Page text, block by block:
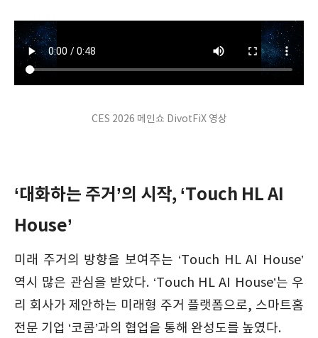
CES 2026 메인쇼 DivotFiX 영상
‘대화하는 주거’의 시작, ‘Touch HL AI
House’
미래 주거의 방향을 보여주는 ‘Touch HL AI House’
역시 많은 관심을 받았다. ‘Touch HL AI House’는 우
리 회사가 제안하는 미래형 주거 플랫폼으로, 스마트홈
전문 기업 ‘코콤’과의 협업을 통해 완성도를 높였다.